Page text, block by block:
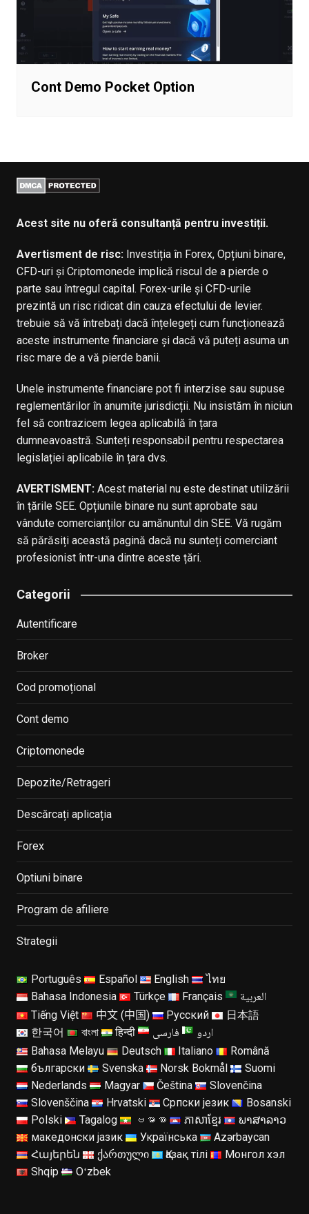
Cont Demo Pocket Option
Acest site nu oferă consultanță pentru investiții.
Avertisment de risc:Investiția în Forex, Opțiuni binare,
CFD-uri și Criptomonede implică riscul de a pierde o
parte sau întregul capital. Forex-urile și CFD-urile
prezintă un risc ridicat din cauza efectului de levier.
trebuie să vă întrebați dacă înțelegeți cum funcționează
aceste instrumente financiare și dacă vă puteți asuma un
risc mare de a vă pierde banii.
Unele instrumente financiare pot fi interzise sau supuse
reglementărilor în anumite jurisdicții. Nu insistăm în niciun
fel să contrazicem legea aplicabilă în țara
dumneavoastră. Sunteți responsabil pentru respectarea
legislației aplicabile în țara dvs.
AVERTISMENT:Acest material nu este destinat utilizării
în țările SEE. Opțiunile binare nu sunt aprobate sau
vândute comercianților cu amănuntul din SEE. Vă rugăm
să părăsiți această pagină dacă nu sunteți comerciant
profesionist într-una dintre aceste țări.
Categorii
Autentificare
Broker
Cod promoțional
Cont demo
Criptomonede
Depozite/Retrageri
Descărcați aplicația
Forex
Optiuni binare
Program de afiliere
Strategii
Português Español English
ไทย
Bahasa Indonesia
Türkçe Français العربية
Tiếng Việt 中文 (中国) Русский
日本語
한국어
বাংলা हिन्दी فارسی اردو
Bahasa Melayu Deutsch Italiano
Română
български
Svenska Norsk Bokmål
Suomi
Nederlands
Magyar Čeština
Slovenčina
Slovenščina
Hrvatski Српски језик
Bosanski
Polski
Tagalog ဗမာစာ ភាសាខ្មែរ
ພາສາລາວ
македонски јазик
Українська
Azərbaycan
Հայերեն
ქართული Қазақ тілі
Монгол хэл
Shqip
Oʻzbek